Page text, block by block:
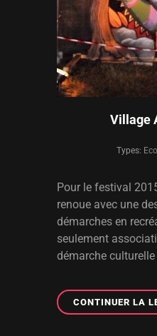
Village
Types:
Pour le festival
renoue avec une
démarches en
seulement
démarche culturelle
CONTINUER LA